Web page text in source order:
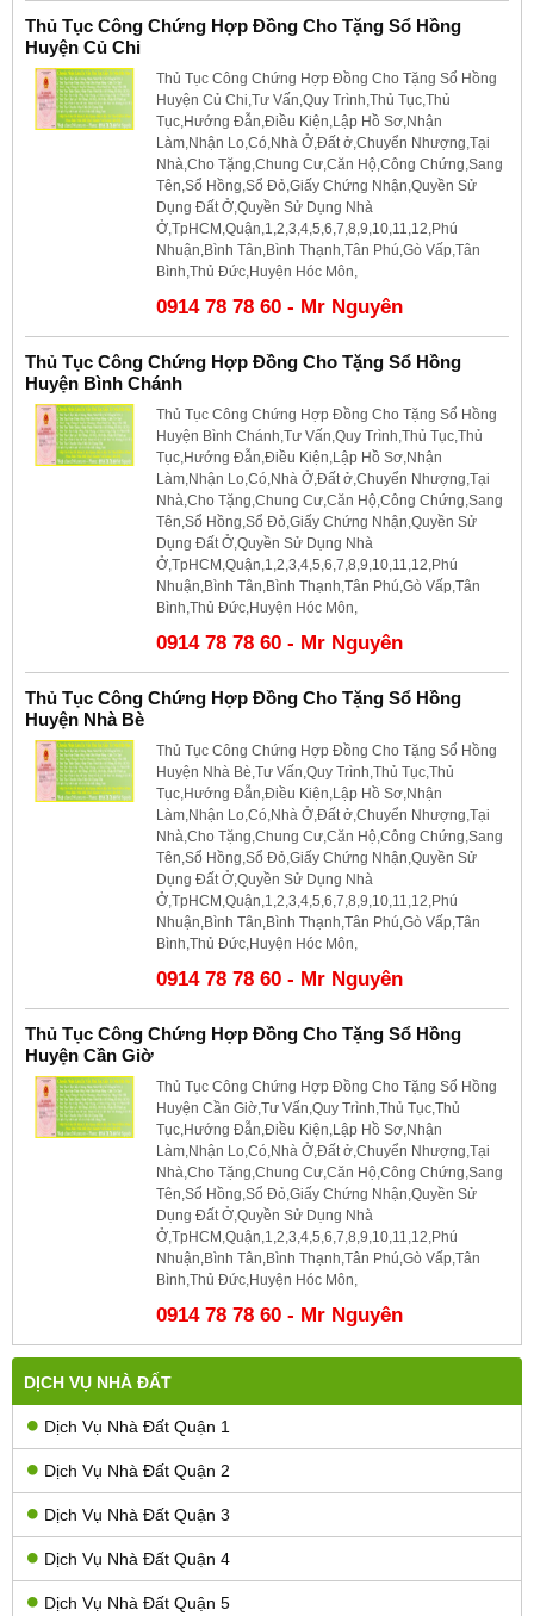
DỊCH VỤ NHÀ ĐẤT
Dịch Vụ Nhà Đất Quận 1
Dịch Vụ Nhà Đất Quận 2
Dịch Vụ Nhà Đất Quận 3
Dịch Vụ Nhà Đất Quận 4
Dịch Vụ Nhà Đất Quận 5
Thủ Tục Công Chứng Hợp Đồng Cho Tặng Sổ Hồng
Huyện Củ Chi
Thủ Tục Công Chứng Hợp Đồng Cho Tặng Sổ Hồng
Huyện Củ Chi,Tư Vấn,Quy Trình,Thủ Tục,Thủ
Tục,Hướng Đẫn,Điều Kiện,Lập Hồ Sơ,Nhận
Làm,Nhận Lo,Có,Nhà Ở,Đất ở,Chuyển Nhượng,Tại
Nhà,Cho Tặng,Chung Cư,Căn Hộ,Công Chứng,Sang
Tên,Sổ Hồng,Sổ Đỏ,Giấy Chứng Nhận,Quyền Sử
Dụng Đất Ở,Quyền Sử Dụng Nhà
Ở,TpHCM,Quận,1,2,3,4,5,6,7,8,9,10,11,12,Phú
Nhuận,Bình Tân,Bình Thạnh,Tân Phú,Gò Vấp,Tân
Bình,Thủ Đức,Huyện Hóc Môn,
0914 78 78 60 - Mr Nguyên
Thủ Tục Công Chứng Hợp Đồng Cho Tặng Sổ Hồng
Huyện Bình Chánh
Thủ Tục Công Chứng Hợp Đồng Cho Tặng Sổ Hồng
Huyện Bình Chánh,Tư Vấn,Quy Trình,Thủ Tục,Thủ
Tục,Hướng Đẫn,Điều Kiện,Lập Hồ Sơ,Nhận
Làm,Nhận Lo,Có,Nhà Ở,Đất ở,Chuyển Nhượng,Tại
Nhà,Cho Tặng,Chung Cư,Căn Hộ,Công Chứng,Sang
Tên,Sổ Hồng,Sổ Đỏ,Giấy Chứng Nhận,Quyền Sử
Dụng Đất Ở,Quyền Sử Dụng Nhà
Ở,TpHCM,Quận,1,2,3,4,5,6,7,8,9,10,11,12,Phú
Nhuận,Bình Tân,Bình Thạnh,Tân Phú,Gò Vấp,Tân
Bình,Thủ Đức,Huyện Hóc Môn,
0914 78 78 60 - Mr Nguyên
Thủ Tục Công Chứng Hợp Đồng Cho Tặng Sổ Hồng
Huyện Nhà Bè
Thủ Tục Công Chứng Hợp Đồng Cho Tặng Sổ Hồng
Huyện Nhà Bè,Tư Vấn,Quy Trình,Thủ Tục,Thủ
Tục,Hướng Đẫn,Điều Kiện,Lập Hồ Sơ,Nhận
Làm,Nhận Lo,Có,Nhà Ở,Đất ở,Chuyển Nhượng,Tại
Nhà,Cho Tặng,Chung Cư,Căn Hộ,Công Chứng,Sang
Tên,Sổ Hồng,Sổ Đỏ,Giấy Chứng Nhận,Quyền Sử
Dụng Đất Ở,Quyền Sử Dụng Nhà
Ở,TpHCM,Quận,1,2,3,4,5,6,7,8,9,10,11,12,Phú
Nhuận,Bình Tân,Bình Thạnh,Tân Phú,Gò Vấp,Tân
Bình,Thủ Đức,Huyện Hóc Môn,
0914 78 78 60 - Mr Nguyên
Thủ Tục Công Chứng Hợp Đồng Cho Tặng Sổ Hồng
Huyện Cần Giờ
Thủ Tục Công Chứng Hợp Đồng Cho Tặng Sổ Hồng
Huyện Cần Giờ,Tư Vấn,Quy Trình,Thủ Tục,Thủ
Tục,Hướng Đẫn,Điều Kiện,Lập Hồ Sơ,Nhận
Làm,Nhận Lo,Có,Nhà Ở,Đất ở,Chuyển Nhượng,Tại
Nhà,Cho Tặng,Chung Cư,Căn Hộ,Công Chứng,Sang
Tên,Sổ Hồng,Sổ Đỏ,Giấy Chứng Nhận,Quyền Sử
Dụng Đất Ở,Quyền Sử Dụng Nhà
Ở,TpHCM,Quận,1,2,3,4,5,6,7,8,9,10,11,12,Phú
Nhuận,Bình Tân,Bình Thạnh,Tân Phú,Gò Vấp,Tân
Bình,Thủ Đức,Huyện Hóc Môn,
0914 78 78 60 - Mr Nguyên